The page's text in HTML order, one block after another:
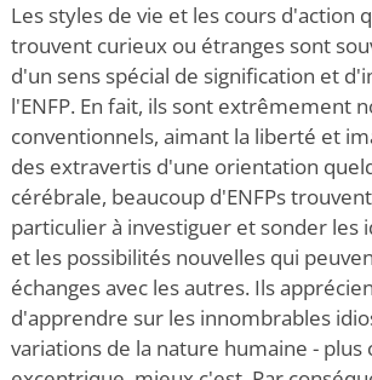
Les styles de vie et les cours d'action
trouvent curieux ou étranges sont
d'un sens spécial de signification et
l'ENFP. En fait, ils sont extrêmement
conventionnels, aimant la liberté et
des extravertis d'une orientation
cérébrale, beaucoup d'ENFPs
particulier à investiguer et sonder les
et les possibilités nouvelles qui
échanges avec les autres. Ils
d'apprendre sur les innombrables
variations de la nature humaine - plus